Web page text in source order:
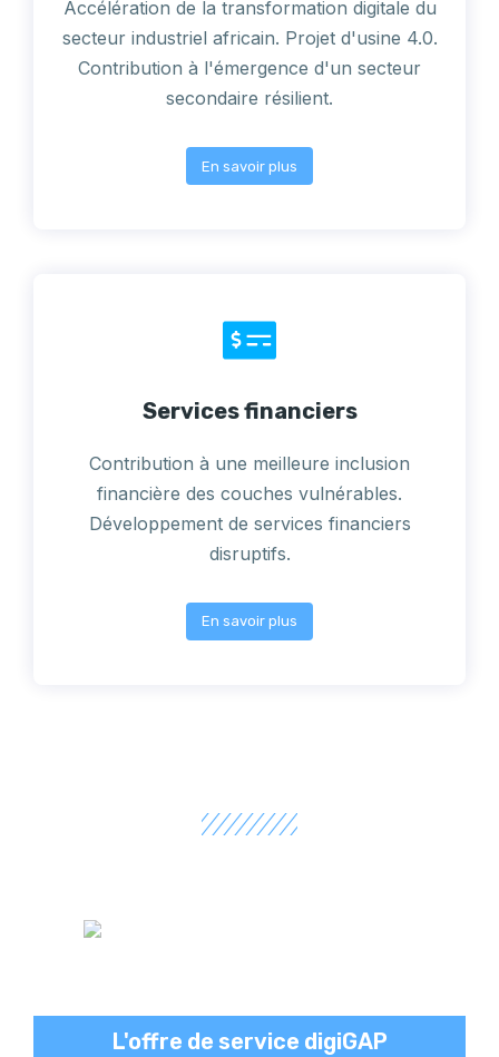
Accélération de la transformation digitale du
secteur industriel africain. Projet d'usine 4.0.
Contribution à l'émergence d'un secteur
secondaire résilient.
En savoir plus
Services financiers
Contribution à une meilleure inclusion
financière des couches vulnérables.
Développement de services financiers
disruptifs.
En savoir plus
L'offre de service digiGAP